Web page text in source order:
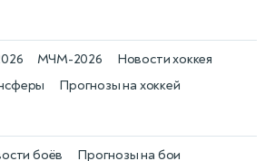
Новости хоккея
Прогнозы на хоккей
МЧМ-2026
боёв Прогнозы на бои